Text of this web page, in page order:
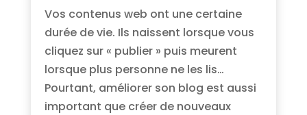
Vos contenus web ont une certaine
durée de vie. Ils naissent lorsque vous
cliquez sur « publier » puis meurent
lorsque plus personne ne les lis…
Pourtant, améliorer son blog est aussi
important que créer de nouveaux